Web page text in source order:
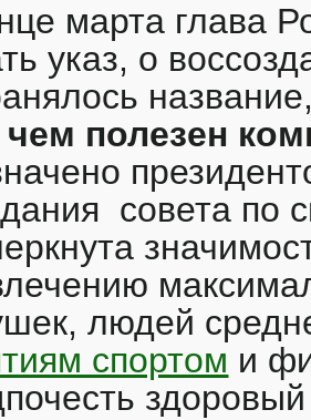
марта глава
указ, о
чем полезен
совета по
людей
спортом и